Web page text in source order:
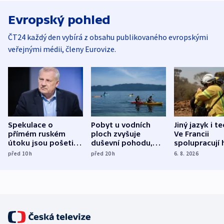
Evropský pohled
ČT24 každý den vybírá z obsahu publikovaného evropskými
veřejnými médii, členy Eurovize.
Spekulace o
přímém ruském
útoku jsou pošetilé,
míní estonský
před 10h
Pobyt u vodních
ploch zvyšuje
duševní pohodu,
ukázala
před 20h
Jiný jazyk i
Ve Francii
spolupracují
různých zemí
6. 8. 2026